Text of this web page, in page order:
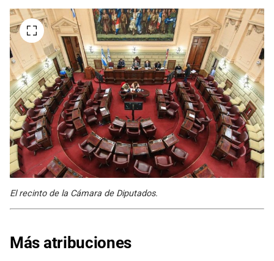
El recinto de la Cámara de Diputados.
Más atribuciones